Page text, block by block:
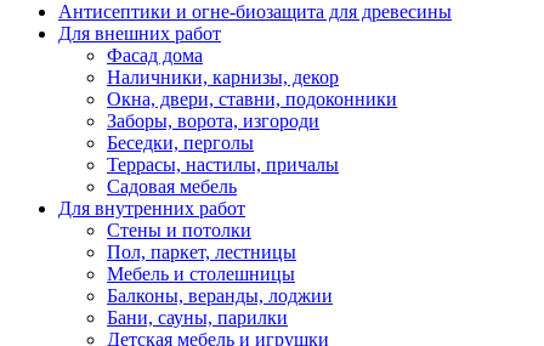
Антисептики и огне-биозащита для древесины
Для внешних работ
Фасад дома
Наличники, карнизы, декор
Окна, двери, ставни, подоконники
Заборы, ворота, изгороди
Беседки, перголы
Террасы, настилы, причалы
Садовая мебель
Для внутренних работ
Стены и потолки
Пол, паркет, лестницы
Мебель и столешницы
Балконы, веранды, лоджии
Бани, сауны, парилки
Детская мебель и игрушки